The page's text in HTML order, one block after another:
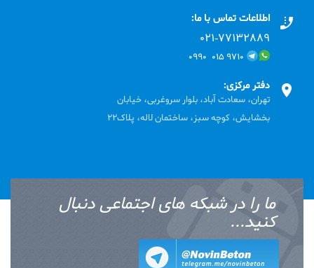
اطلاعات تماس با ما:
۰۲۱-۷۷۱٣۲۸۸۹
۹۷۱۰ ۰۱۵ ۰۹۹۰
دفتر مرکزی:
تهران، سعادت آباد، بلوار سروغربی، خیابان
بخشایش، کوچه سبز، ساختمان لاله، پلاک22
ما را در شبکه های اجتماعی دنبال
کنید...